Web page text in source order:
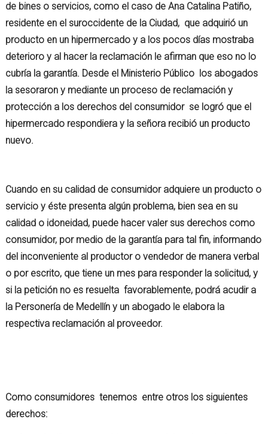
de bines o servicios, como el caso de Ana Catalina Patiño,
residente en el suroccidente de la Ciudad, que adquirió un
producto en un hipermercado y a los pocos días mostraba
deterioro y al hacer la reclamación le afirman que eso no lo
cubría la garantía. Desde el Ministerio Público los abogados
la sesoraron y mediante un proceso de reclamación y
protección a los derechos del consumidor se logró que el
hipermercado respondiera y la señora recibió un producto
nuevo.
Cuando en su calidad de consumidor adquiere un producto o
servicio y éste presenta algún problema, bien sea en su
calidad o idoneidad, puede hacer valer sus derechos como
consumidor, por medio de la garantía para tal fin, informando
del inconveniente al productor o vendedor de manera verbal
o por escrito, que tiene un mes para responder la solicitud, y
si la petición no es resuelta favorablemente, podrá acudir a
la Personería de Medellín y un abogado le elabora la
respectiva reclamación al proveedor.
Como consumidores tenemos entre otros los siguientes
derechos: